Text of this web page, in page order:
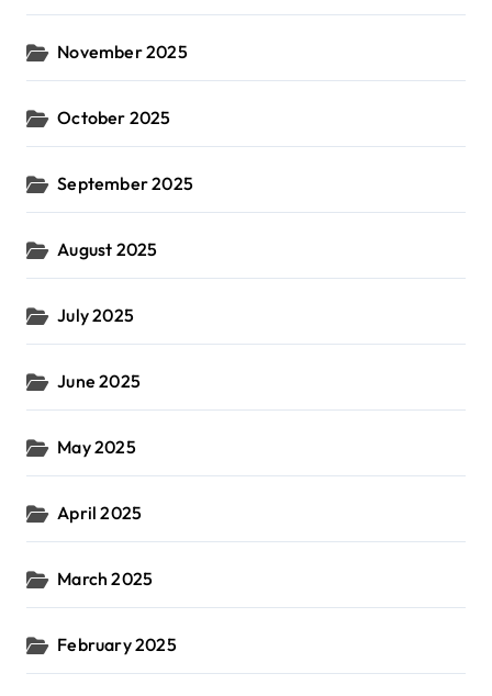
November 2025
October 2025
September 2025
August 2025
July 2025
June 2025
May 2025
April 2025
March 2025
February 2025